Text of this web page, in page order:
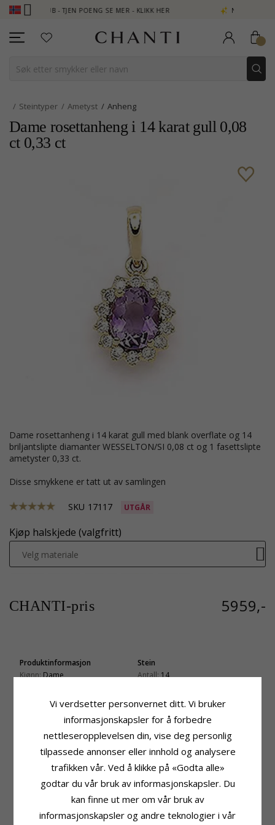
CLUB - TJEN POENG SE MER - KLIKK HER NEW COLLECTION |
Steintyper Ametyst Anheng
Dame rosettanheng i 14 karat gull 0,08
ct 0,33 ct
dame rosettanheng i 14 karat gull med blank overflate og 14
briljantslipte diamanter WESSELTON/SI 0,08 ct og 1 fasettslipte
ametyster 0,33 ct.
Disse smykkene er tatt ut av samlingen
SKU 17117 UTGÅR
Kjøp halskjede (valgfritt)
Velg materiale
CHANTI-pris 5959,-
Produktinformasjon
Kjønn:Dame
14
Blank
Stein
Antall:14
Diamant
Diamantklarhet:SI
Karat:0,08
Sliping: Fasettslipt
Ametyst
Fatning
Høyde Inkl. Øsken: 13,0 mm
Bredde: 6,8 mm
3,2 mm
Leveringstid
Vi verdsetter personvernet ditt. Vi bruker
informasjonskapsler for å forbedre
nettleseropplevelsen din, vise deg personlig
tilpassede annonser eller innhold og analysere
trafikken vår. Ved å klikke på «Godta alle»
godtar du vår bruk av informasjonskapsler. Du
kan finne ut mer om vår bruk av
informasjonskapsler og andre teknologier i vår